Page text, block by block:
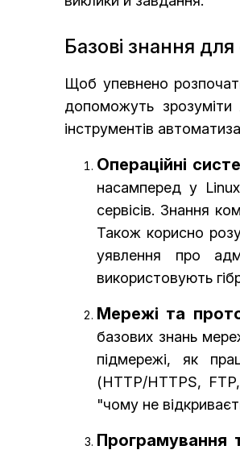
Базові знання
Щоб упевнено
допоможуть
інструментів
Операційні
насамперед у
сервісів. Знання
Також корисно
уявлення про
використовують
Мережі та
базових знань
підмережі, як
(HTTP/HTTPS,
"чому не
Програмування